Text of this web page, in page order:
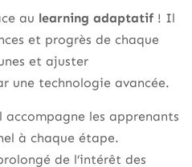
au learning adaptatif ! Il
et progrès de chaque
et ajuster
une technologie avancée.
les apprenants
à chaque étape.
de l’intérêt des